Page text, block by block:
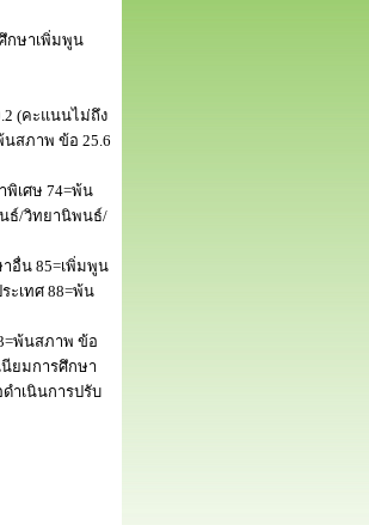
กษาเพิ่มพูน
(คะแนนไม่ถึง
นสภาพ ข้อ 25.6
พิเศษ 74=พ้น
ธ์/วิทยานิพนธ์/
อื่น 85=เพิ่มพูน
ะเทศ 88=พ้น
พ้นสภาพ ข้อ
นียมการศึกษา
ำเนินการปรับ